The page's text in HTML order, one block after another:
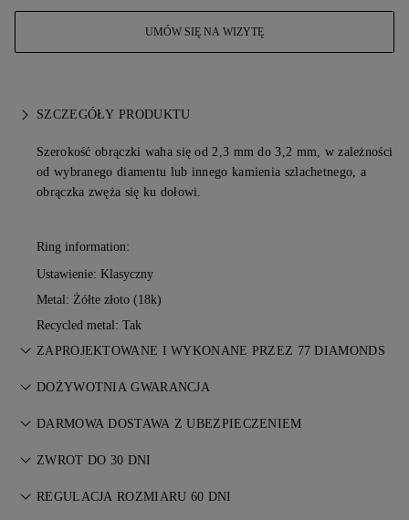
UMÓW SIĘ NA WIZYTĘ
SZCZEGÓŁY PRODUKTU
Szerokość obrączki waha się od 2,3 mm do 3,2 mm, w zależności
od wybranego diamentu lub innego kamienia szlachetnego, a
obrączka zwęża się ku dołowi.
Ring information:
Ustawienie: Klasyczny
Metal: Żółte złoto (18k)
Recycled metal: Tak
ZAPROJEKTOWANE I WYKONANE PRZEZ 77 DIAMONDS
Sztuka jubilerska dopracowana do perfekcji przez mistrzów
DOŻYWOTNIA GWARANCJA
Każdy zakup w 77 Diamonds objęty jest dożywotnią
naprawy są bezpłatne. Szczegóły w
DARMOWA DOSTAWA Z UBEZPIECZENIEM
Wszystkie opłaty pocztowe są bezpłatne, bez względu na to,
ryzyka i w pełni ubezpieczony za pośrednictwem specjalnej
ZWROT DO 30 DNI
Jeśli nie jesteś w pełni zadowolony, możesz zwrócić lub
REGULACJA ROZMIARU 60 DNI